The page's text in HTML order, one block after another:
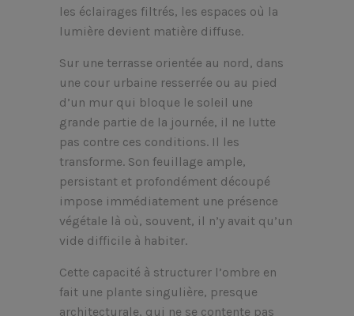
les éclairages filtrés, les espaces où la
lumière devient matière diffuse.
Sur une terrasse orientée au nord, dans
une cour urbaine resserrée ou au pied
d’un mur qui bloque le soleil une
grande partie de la journée, il ne lutte
pas contre ces conditions. Il les
transforme. Son feuillage ample,
persistant et profondément découpé
impose immédiatement une présence
végétale là où, souvent, il n’y avait qu’un
vide difficile à habiter.
Cette capacité à structurer l’ombre en
fait une plante singulière, presque
architecturale, qui ne se contente pas